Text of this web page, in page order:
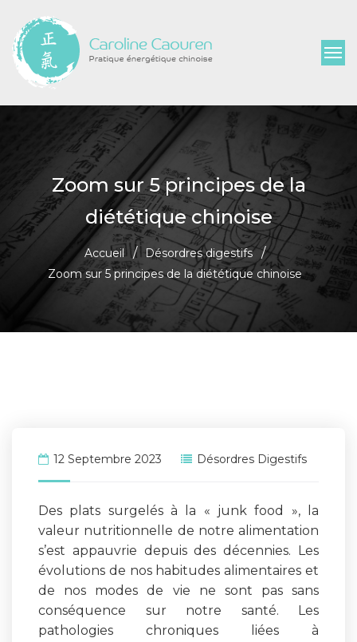
Zoom sur 5 principes de la
diététique chinoise
Accueil
Désordres digestifs
Zoom sur 5 principes de la diététique chinoise
12 Septembre 2023 Désordres Digestifs
Des plats surgelés à la « junk food », la
valeur nutritionnelle de notre alimentation
s’est appauvrie depuis des décennies. Les
évolutions de nos habitudes alimentaires et
de nos modes de vie ne sont pas sans
conséquence sur notre santé. Les
pathologies chroniques liées à